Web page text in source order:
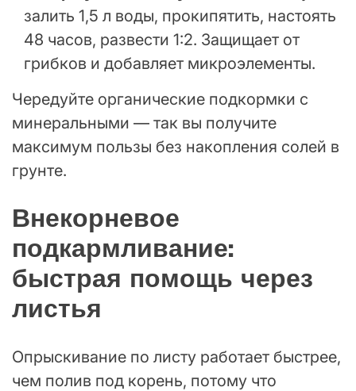
залить 1,5 л воды, прокипятить, настоять
48 часов, развести 1:2. Защищает от
грибков и добавляет микроэлементы.
Чередуйте органические подкормки с
минеральными — так вы получите
максимум пользы без накопления солей в
грунте.
Внекорневое
подкармливание:
быстрая помощь через
листья
Опрыскивание по листу работает быстрее,
чем полив под корень, потому что